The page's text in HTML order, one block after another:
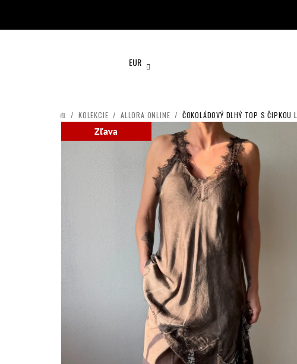
EUR
DOMOV
/ KOLEKCIE / ALLORA ONLINE / ČOKOLÁDOVÝ DLHÝ TOP S ČIPKOU
Zľava